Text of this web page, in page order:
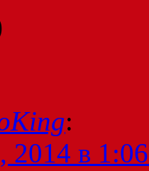
:
2014 в